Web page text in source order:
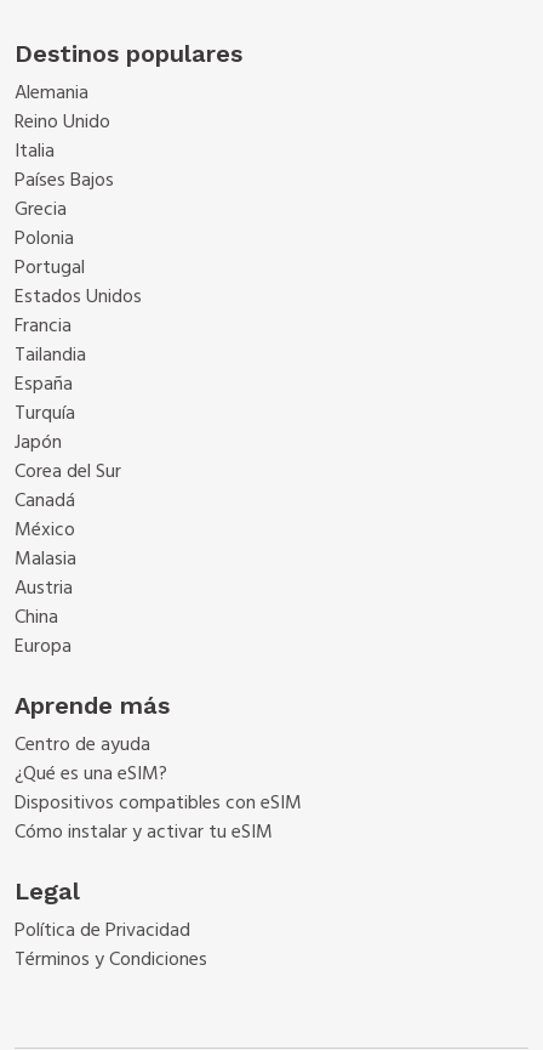
Destinos populares
Alemania
Reino Unido
Italia
Países Bajos
Grecia
Polonia
Portugal
Estados Unidos
Francia
Tailandia
España
Turquía
Japón
Corea del Sur
Canadá
México
Malasia
Austria
China
Europa
Aprende más
Centro de ayuda
¿Qué es una eSIM?
Dispositivos compatibles con eSIM
Cómo instalar y activar tu eSIM
Legal
Política de Privacidad
Términos y Condiciones